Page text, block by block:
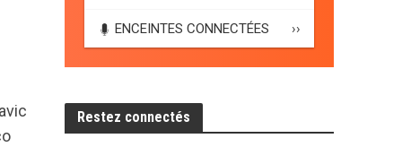
ENCEINTES CONNECTÉES ››
Restez connectés